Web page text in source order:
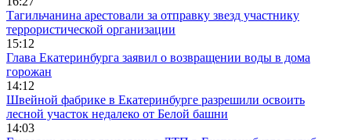
Тагильчанина арестовали за отправку звезд участнику
террористической организации
15:12
Глава Екатеринбурга заявил о возвращении воды в дома
горожан
14:12
Швейной фабрике в Екатеринбурге разрешили освоить
лесной участок недалеко от Белой башни
14:03